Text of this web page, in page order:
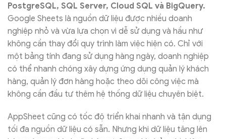
PostgreSQL, SQL Server, Cloud SQL và BigQuery.
Google Sheets là nguồn dữ liệu được nhiều doanh
nghiệp nhỏ và vừa lựa chọn vì dễ sử dụng và hầu như
không cần thay đổi quy trình làm việc hiện có. Chỉ với
một bảng tính đang sử dụng hàng ngày, doanh nghiệp
có thể nhanh chóng xây dựng ứng dụng quản lý khách
hàng, quản lý đơn hàng hoặc theo dõi công việc mà
không cần đầu tư thêm hệ thống dữ liệu chuyên biệt.
AppSheet cũng có tốc độ triển khai nhanh và tận dụng
tối đa nguồn dữ liệu có sẵn. Nhưng khi dữ liệu tăng lên